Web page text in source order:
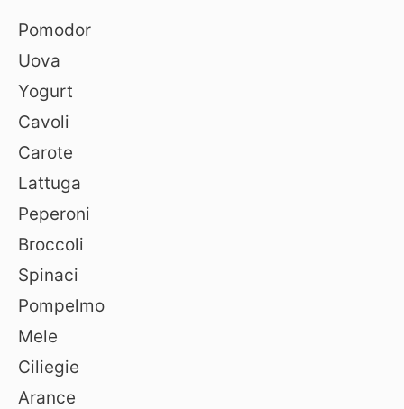
Pomodor
Uova
Yogurt
Cavoli
Carote
Lattuga
Peperoni
Broccoli
Spinaci
Pompelmo
Mele
Ciliegie
Arance